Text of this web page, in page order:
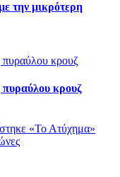
την μικρότερη
κρουζ
«Το Ατύχημα»